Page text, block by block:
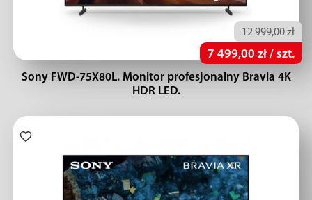
12 999,00 zł
7 499,00 zł / szt.
Sony FWD-75X80L. Monitor profesjonalny Bravia 4K
HDR LED.